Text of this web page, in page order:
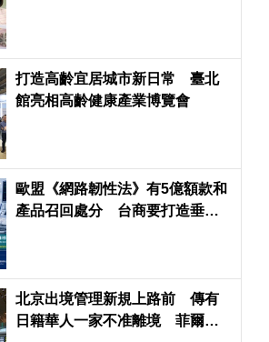
打造高齡宜居城市新日常 臺北
館亮相高齡健康產業博覽會
歐盟《網路韌性法》有5億額款和
產品召回處分 台商要打造垂直
北京出境管理新規上路前 傳有
日籍華人一家不准離境 菲爾茲